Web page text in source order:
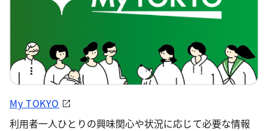
My TOKYO
利用者一人ひとりの興味関心や状況に応じて必要な情報